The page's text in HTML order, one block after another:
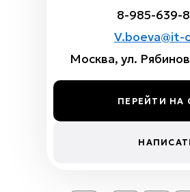
8-985-639-
V.boeva@it-
Москва, ул.
ПЕРЕЙТИ НА